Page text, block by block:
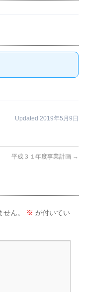
Updated 2019年5月9日
平成３１年度事業計画 →
ん。 ※ が付いてい